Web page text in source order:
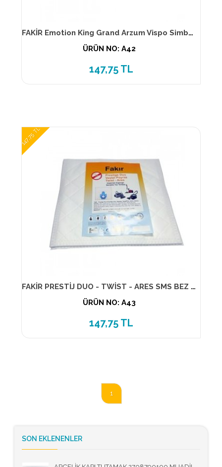
FAKİR Emotion King Grand Arzum Vispo Simbo 1400 Simtel Safir SMS BEZ TORBA 3 Katlı (5 Lİ PK)
ÜRÜN NO: A42
147,75 TL
147,75 TL
FAKİR PRESTİJ DUO - TWİST - ARES SMS BEZ TORBA 3 Katlı (5 Lİ PK)
ÜRÜN NO: A43
147,75 TL
1
SON EKLENENLER